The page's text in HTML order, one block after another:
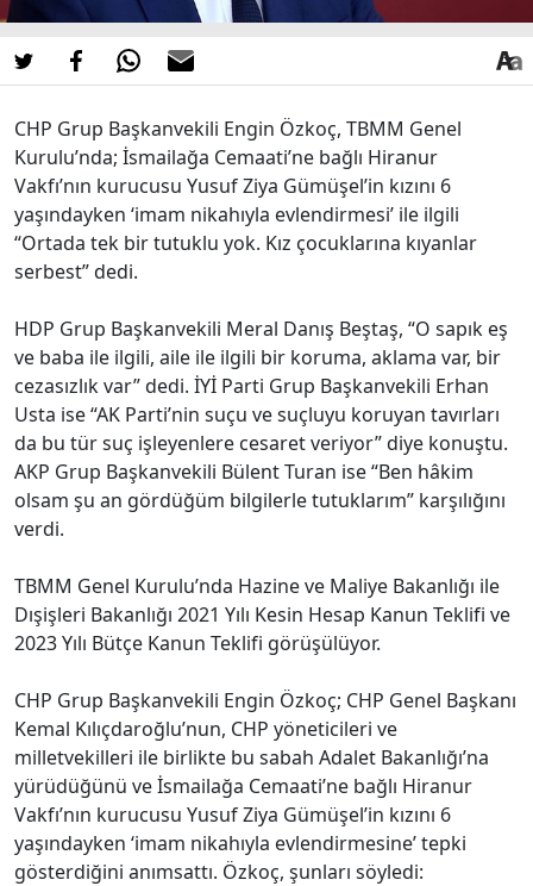
CHP Grup Başkanvekili Engin Özkoç, TBMM Genel
Kurulu’nda; İsmailağa Cemaati’ne bağlı Hiranur
Vakfı’nın kurucusu Yusuf Ziya Gümüşel’in kızını 6
yaşındayken ‘imam nikahıyla evlendirmesi’ ile ilgili
“Ortada tek bir tutuklu yok. Kız çocuklarına kıyanlar
serbest” dedi.
HDP Grup Başkanvekili Meral Danış Beştaş, “O sapık eş
ve baba ile ilgili, aile ile ilgili bir koruma, aklama var, bir
cezasızlık var” dedi. İYİ Parti Grup Başkanvekili Erhan
Usta ise “AK Parti’nin suçu ve suçluyu koruyan tavırları
da bu tür suç işleyenlere cesaret veriyor” diye konuştu.
AKP Grup Başkanvekili Bülent Turan ise “Ben hâkim
olsam şu an gördüğüm bilgilerle tutuklarım” karşılığını
verdi.
TBMM Genel Kurulu’nda Hazine ve Maliye Bakanlığı ile
Dışişleri Bakanlığı 2021 Yılı Kesin Hesap Kanun Teklifi ve
2023 Yılı Bütçe Kanun Teklifi görüşülüyor.
CHP Grup Başkanvekili Engin Özkoç; CHP Genel Başkanı
Kemal Kılıçdaroğlu’nun, CHP yöneticileri ve
milletvekilleri ile birlikte bu sabah Adalet Bakanlığı’na
yürüdüğünü ve İsmailağa Cemaati’ne bağlı Hiranur
Vakfı’nın kurucusu Yusuf Ziya Gümüşel’in kızını 6
yaşındayken ‘imam nikahıyla evlendirmesine’ tepki
gösterdiğini anımsattı. Özkoç, şunları söyledi: